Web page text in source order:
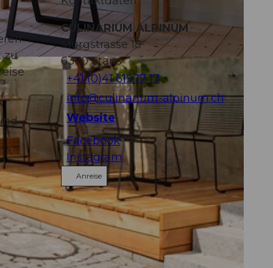
zu
CULINARIUM ALPINUM
Mürgstrasse 18
6370Stans
+41 (0)41 619 17 17
info@culinarium-alpinum.ch
Website
Facebook
Instagram
Anreise